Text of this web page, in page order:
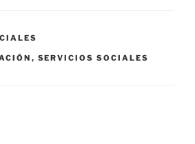
, SERVICIOS SOCIALES